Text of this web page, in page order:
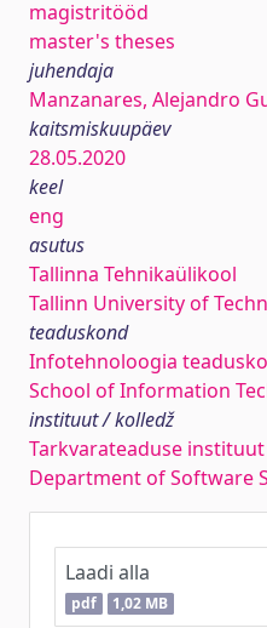
magistritööd
master's theses
juhendaja
Manzanares, Alejandro
kaitsmiskuupäev
28.05.2020
keel
eng
asutus
Tallinna Tehnikaülikool
Tallinn University of
teaduskond
Infotehnoloogia
School of Information
instituut / kolledž
Tarkvarateaduse instituut
Department of Software
Laadi alla
pdf 1,02 MB